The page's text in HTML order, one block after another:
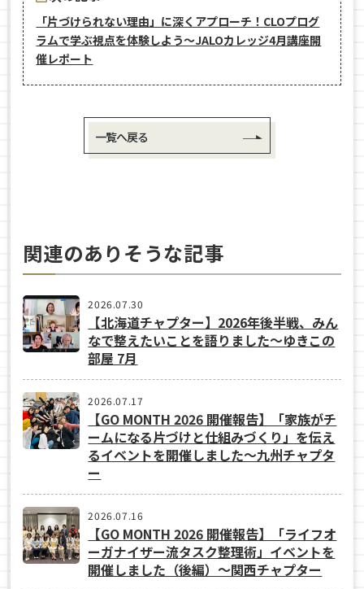
「片づけられない理由」に深くアプローチ！CLOプログ
ラムで学ぶ視点を体験しよう〜JALOカレッジ4月講座開
催レポート
一覧へ戻る
関連のありそうな記事
2026.07.30
【北海道チャプター】2026年後半戦、みん
なで整えたいことを語りました～ゆきこの
部屋 7月
2026.07.17
【GO MONTH 2026 開催報告】「家族がチ
ームになる片づけと仕組みづくり」を伝え
るイベントを開催しました～九州チャプタ
ー
2026.07.16
【GO MONTH 2026 開催報告】「ライフオ
ーガナイザー流タスク整理術」イベントを
開催しました（後編）～関西チャプター